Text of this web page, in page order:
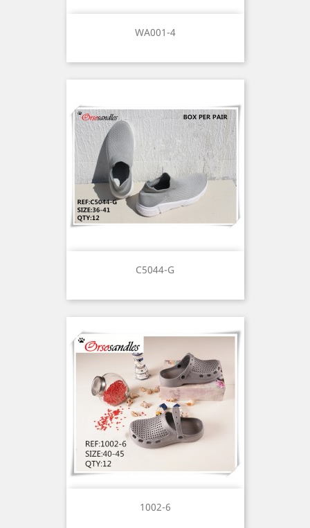
WA001-4
C5044-G
1002-6